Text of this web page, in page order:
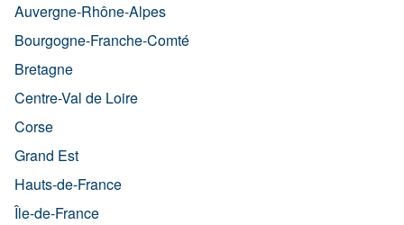
Auvergne-Rhône-Alpes
Bourgogne-Franche-Comté
Bretagne
Centre-Val de Loire
Corse
Grand Est
Hauts-de-France
Île-de-France